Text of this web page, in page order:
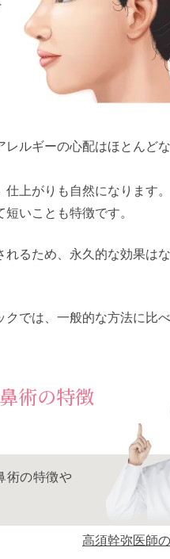
ルギーの心配はほとんど
上がりも自然になります。
いことも特徴です。
るため、永久的な効果は
では、一般的な方法に比
術の特徴
術の特徴や
高須幹弥医師